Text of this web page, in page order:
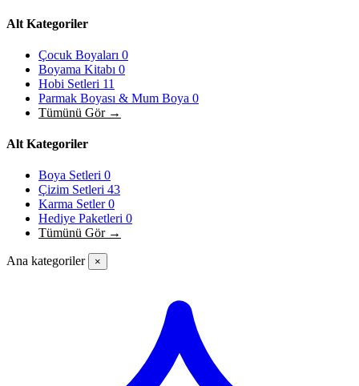
Alt Kategoriler
Çocuk Boyaları 0
Boyama Kitabı 0
Hobi Setleri 11
Parmak Boyası & Mum Boya 0
Tümünü Gör →
Alt Kategoriler
Boya Setleri 0
Çizim Setleri 43
Karma Setler0
Hediye Paketleri 0
Tümünü Gör →
Ana kategoriler ×